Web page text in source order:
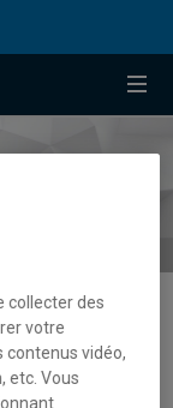
collecter des
votre
contenus vidéo,
etc. Vous